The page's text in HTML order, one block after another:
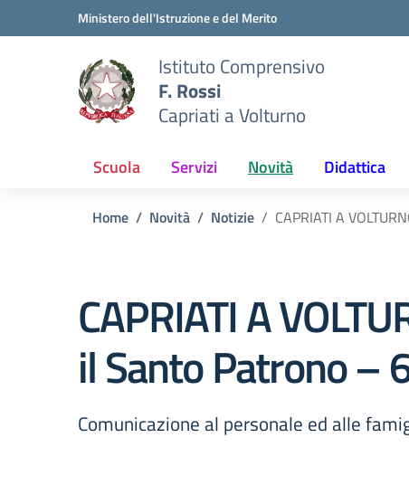
Vai ai contenuti
Vai al menu di navigazioneMinistero dell'Istruzione e del Merito
Istituto Comprensivo
F. Rossi
Capriati a Volturno
Scuola Servizi Novità Didattica
Home Novità Notizie CAPRIATI A
CAPRIATI A
il Santo Patrono –
Comunicazione al personale ed alle